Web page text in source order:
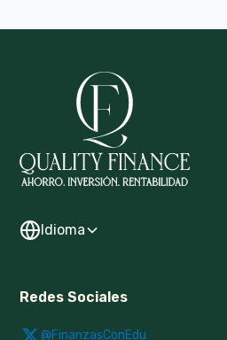
Idioma
Redes Sociales
@FinanzasConEdu